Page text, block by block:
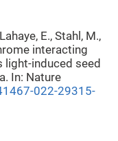
E., Stahl, M.,
interacting
light-induced seed
In: Nature
022-29315-